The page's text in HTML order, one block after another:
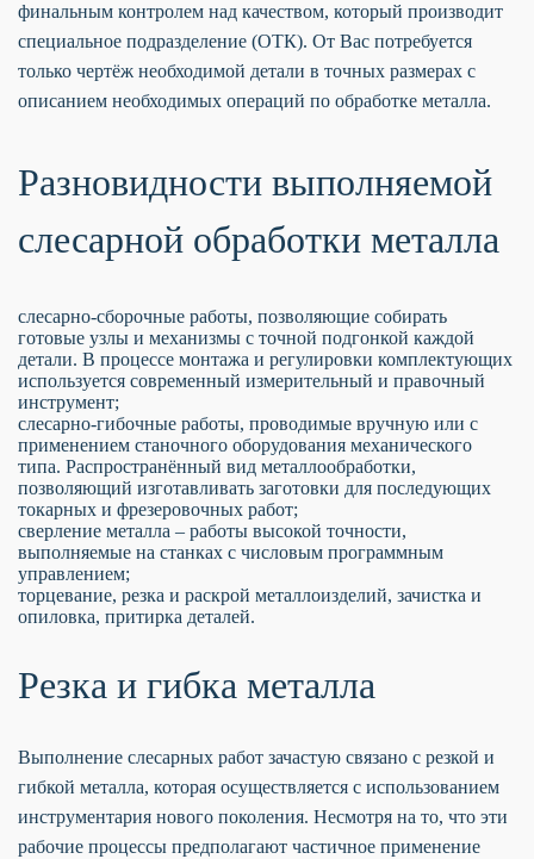
финальным контролем над качеством, который производит
специальное подразделение (ОТК). От Вас потребуется
только чертёж необходимой детали в точных размерах с
описанием необходимых операций по обработке металла.
Разновидности выполняемой
слесарной обработки металла
слесарно-сборочные работы, позволяющие собирать
готовые узлы и механизмы с точной подгонкой каждой
детали. В процессе монтажа и регулировки комплектующих
используется современный измерительный и правочный
инструмент;
слесарно-гибочные работы, проводимые вручную или с
применением станочного оборудования механического
типа. Распространённый вид металлообработки,
позволяющий изготавливать заготовки для последующих
токарных и фрезеровочных работ;
сверление металла – работы высокой точности,
выполняемые на станках с числовым программным
управлением;
торцевание, резка и раскрой металлоизделий, зачистка и
опиловка, притирка деталей.
Резка и гибка металла
Выполнение слесарных работ зачастую связано с резкой и
гибкой металла, которая осуществляется с использованием
инструментария нового поколения. Несмотря на то, что эти
рабочие процессы предполагают частичное применение